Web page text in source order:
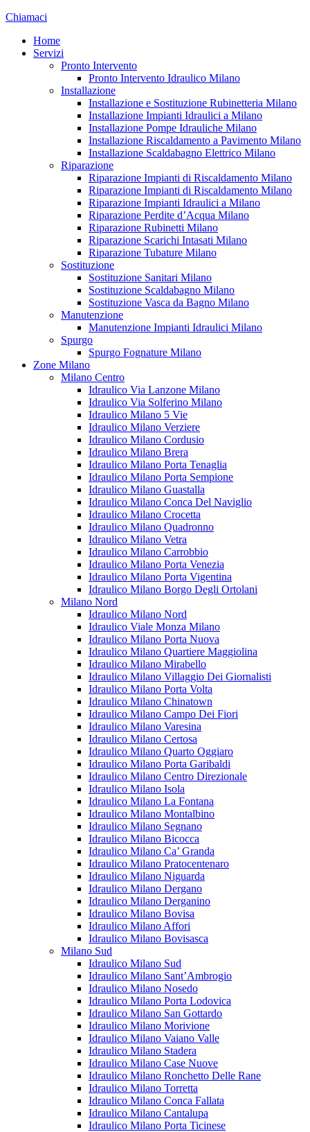
Chiamaci
Home
Servizi
Pronto Intervento
Pronto Intervento Idraulico Milano
Installazione
Installazione e Sostituzione Rubinetteria Milano
Installazione Impianti Idraulici a Milano
Installazione Pompe Idrauliche Milano
Installazione Riscaldamento a Pavimento Milano
Installazione Scaldabagno Elettrico Milano
Riparazione
Riparazione Impianti di Riscaldamento Milano
Riparazione Impianti di Riscaldamento Milano
Riparazione Impianti Idraulici a Milano
Riparazione Perdite d’Acqua Milano
Riparazione Rubinetti Milano
Riparazione Scarichi Intasati Milano
Riparazione Tubature Milano
Sostituzione
Sostituzione Sanitari Milano
Sostituzione Scaldabagno Milano
Sostituzione Vasca da Bagno Milano
Manutenzione
Manutenzione Impianti Idraulici Milano
Spurgo
Spurgo Fognature Milano
Zone Milano
Milano Centro
Idraulico Via Lanzone Milano
Idraulico Via Solferino Milano
Idraulico Milano 5 Vie
Idraulico Milano Verziere
Idraulico Milano Cordusio
Idraulico Milano Brera
Idraulico Milano Porta Tenaglia
Idraulico Milano Porta Sempione
Idraulico Milano Guastalla
Idraulico Milano Conca Del Naviglio
Idraulico Milano Crocetta
Idraulico Milano Quadronno
Idraulico Milano Vetra
Idraulico Milano Carrobbio
Idraulico Milano Porta Venezia
Idraulico Milano Porta Vigentina
Idraulico Milano Borgo Degli Ortolani
Milano Nord
Idraulico Milano Nord
Idraulico Viale Monza Milano
Idraulico Milano Porta Nuova
Idraulico Milano Quartiere Maggiolina
Idraulico Milano Mirabello
Idraulico Milano Villaggio Dei Giornalisti
Idraulico Milano Porta Volta
Idraulico Milano Chinatown
Idraulico Milano Campo Dei Fiori
Idraulico Milano Varesina
Idraulico Milano Certosa
Idraulico Milano Quarto Oggiaro
Idraulico Milano Porta Garibaldi
Idraulico Milano Centro Direzionale
Idraulico Milano Isola
Idraulico Milano La Fontana
Idraulico Milano Montalbino
Idraulico Milano Segnano
Idraulico Milano Bicocca
Idraulico Milano Ca’ Granda
Idraulico Milano Pratocentenaro
Idraulico Milano Niguarda
Idraulico Milano Dergano
Idraulico Milano Derganino
Idraulico Milano Bovisa
Idraulico Milano Affori
Idraulico Milano Bovisasca
Milano Sud
Idraulico Milano Sud
Idraulico Milano Sant’Ambrogio
Idraulico Milano Nosedo
Idraulico Milano Porta Lodovica
Idraulico Milano San Gottardo
Idraulico Milano Morivione
Idraulico Milano Vaiano Valle
Idraulico Milano Stadera
Idraulico Milano Case Nuove
Idraulico Milano Ronchetto Delle Rane
Idraulico Milano Torretta
Idraulico Milano Conca Fallata
Idraulico Milano Cantalupa
Idraulico Milano Porta Ticinese